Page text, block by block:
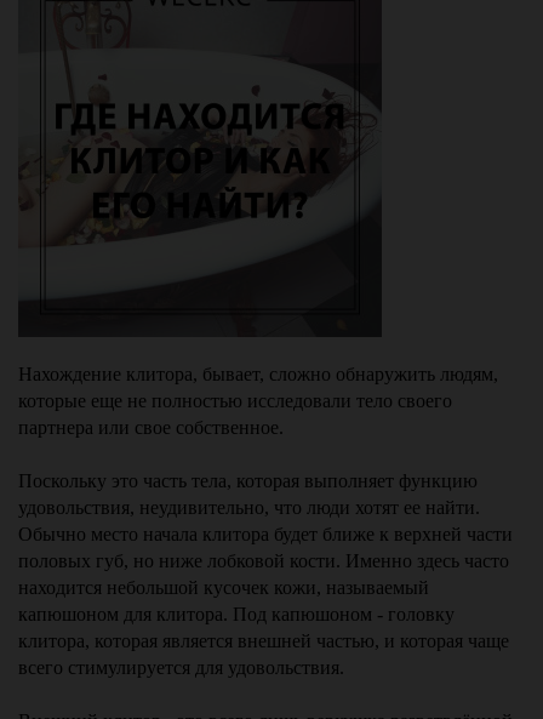
Нахождение клитора, бывает, сложно обнаружить людям,
которые еще не полностью исследовали тело своего
партнера или свое собственное.
Поскольку это часть тела, которая выполняет функцию
удовольствия, неудивительно, что люди хотят ее найти.
Обычно место начала клитора будет ближе к верхней части
половых губ, но ниже лобковой кости. Именно здесь часто
находится небольшой кусочек кожи, называемый
капюшоном для клитора. Под капюшоном - головку
клитора, которая является внешней частью, и которая чаще
всего стимулируется для удовольствия.